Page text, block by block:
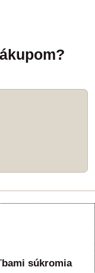
súkromia